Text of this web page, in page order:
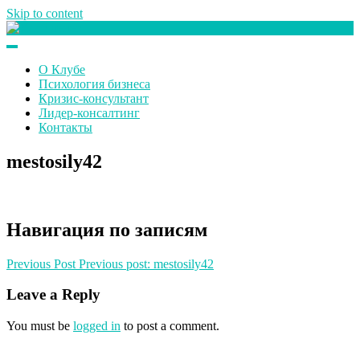
Skip to content
О Клубе
Психология бизнеса
Кризис-консультант
Лидер-консалтинг
Контакты
mestosily42
Навигация по записям
Previous Post Previous post: mestosily42
Leave a Reply
You must be logged in to post a comment.